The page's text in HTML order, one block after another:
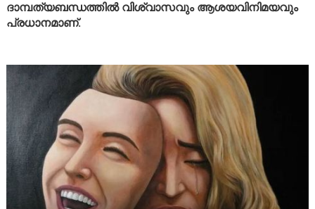
ദാമ്പത്യബന്ധത്തിൽ വിശ്വാസവും ആശയവിനിമയവും
പ്രധാനമാണ്.